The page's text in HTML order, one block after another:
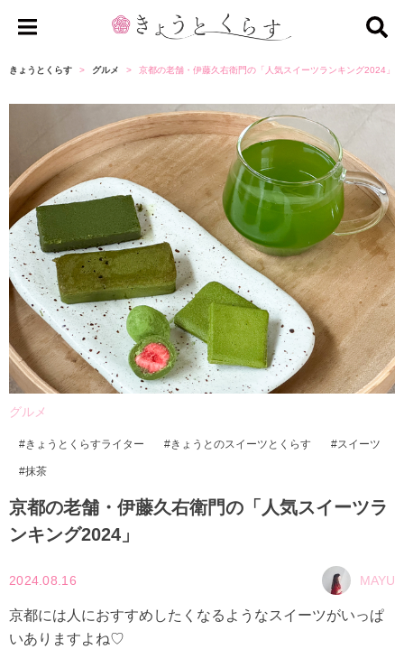
ょ
く
ら
す
きょうとくらす グルメ 京都の老舗・伊藤久右衛門の「人気スイーツランキング2024」
グルメ
きょうとくらすライター きょうとのスイーツとくらす スイーツ
抹茶
京都の老舗・伊藤久右衛門の「人気スイーツラ
ンキング2024」
2024.08.16 MAYU
京都には人におすすめしたくなるようなスイーツがいっぱ
いありますよね♡